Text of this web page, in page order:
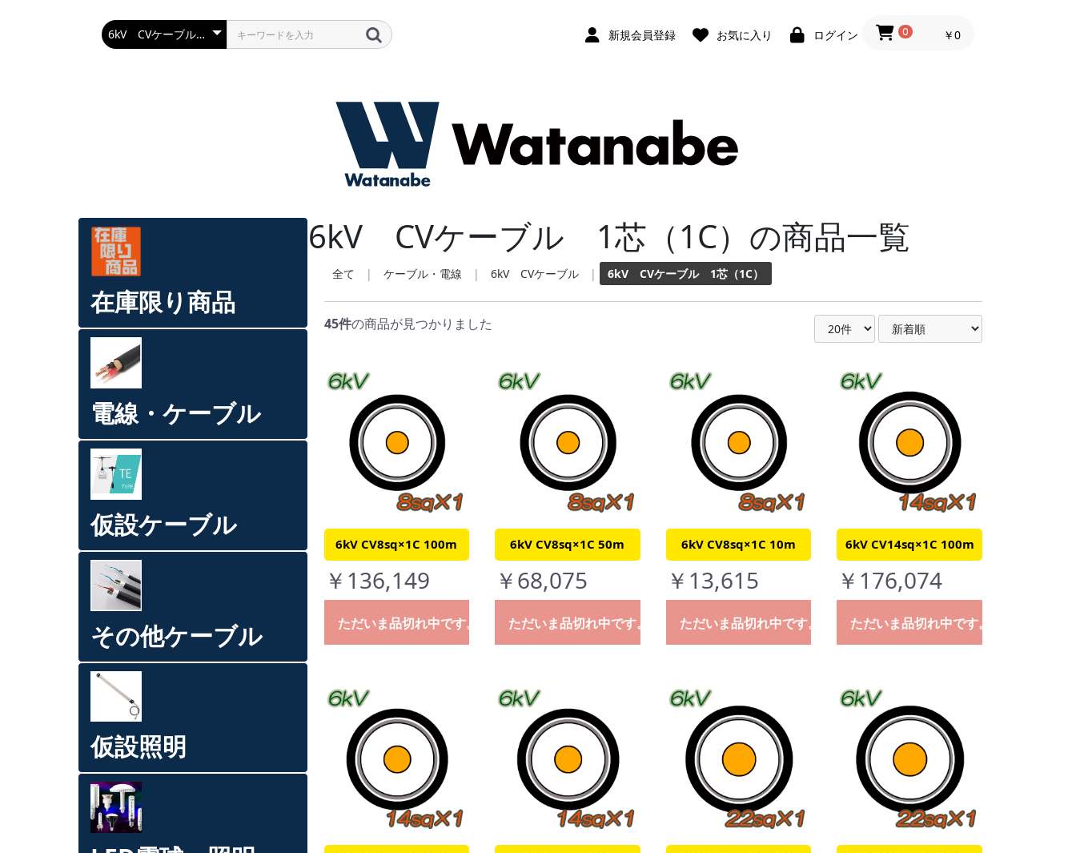
新規会員登録 お気に入り ログイン 0 ￥0
在庫限り商品
電線・ケーブル
仮設ケーブル
その他ケーブル
仮設照明
6kV CVケーブル 1芯（1C）の商品一覧
全て | ケーブル・電線 | 6kV CVケーブル | 6kV CVケーブル 1芯（1C）
45件の商品が見つかりました
6kV CV8sq×1C 100m
￥136,149
ただいま品切れ中です。
6kV CV8sq×1C 50m
￥68,075
ただいま品切れ中です。
6kV CV8sq×1C 10m
￥13,615
ただいま品切れ中です。
6kV CV14sq×1C 100m
￥176,074
ただいま品切れ中です。